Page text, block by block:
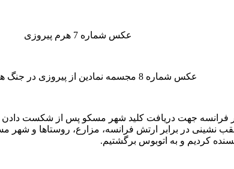
عکس شماره 7 هرم پیروزی
عکس شماره 8 مجسمه نمادین از پیروزی در جنگ های مختلف
فرانسه جهت دریافت کلید شهر مسکو پس از شکست دادن
در برابر ارتش فرانسه، مزارع، روستاها و شهر
کردیم و به اتوبوس برگشتیم.